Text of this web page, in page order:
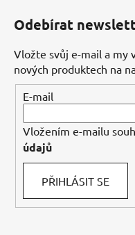
Odebírat
Vložte svůj e-mail a my
nových produktech na
E-mail
Vložením e-mailu
údajů
PŘIHLÁSIT SE